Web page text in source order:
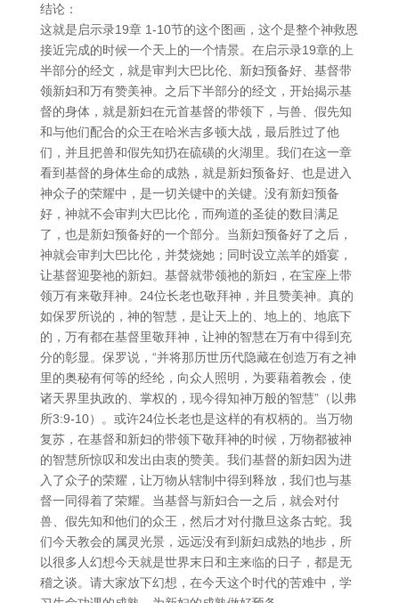
结论：
这就是启示录19章 1-10节的这个图画，这个是整个神救恩
接近完成的时候一个天上的一个情景。在启示录19章的上
半部分的经文，就是审判大巴比伦、新妇预备好、基督带
领新妇和万有赞美神。之后下半部分的经文，开始揭示基
督的身体，就是新妇在元首基督的带领下，与兽、假先知
和与他们配合的众王在哈米吉多顿大战，最后胜过了他
们，并且把兽和假先知扔在硫磺的火湖里。我们在这一章
看到基督的身体生命的成熟，就是新妇预备好、也是进入
神众子的荣耀中，是一切关键中的关键。没有新妇预备
好，神就不会审判大巴比伦，而殉道的圣徒的数目满足
了，也是新妇预备好的一个部分。当新妇预备好了之后，
神就会审判大巴比伦，并焚烧她；同时设立羔羊的婚宴，
让基督迎娶祂的新妇。基督就带领祂的新妇，在宝座上带
领万有来敬拜神。24位长老也敬拜神，并且赞美神。真的
如保罗所说的，神的智慧，是让天上的、地上的、地底下
的，万有都在基督里敬拜神，让神的智慧在万有中得到充
分的彰显。保罗说，“并将那历世历代隐藏在创造万有之神
里的奥秘有何等的经纶，向众人照明，为要藉着教会，使
诸天界里执政的、掌权的，现今得知神万般的智慧”（以弗
所3:9-10）。或许24位长老也是这样的有权柄的。当万物
复苏，在基督和新妇的带领下敬拜神的时候，万物都被神
的智慧所惊叹和发出由衷的赞美。我们基督的新妇因为进
入了众子的荣耀，让万物从辖制中得到释放，我们也与基
督一同得着了荣耀。当基督与新妇合一之后，就会对付
兽、假先知和他们的众王，然后才对付撒旦这条古蛇。我
们今天教会的属灵光景，远远没有到新妇成熟的地步，所
以很多人幻想今天就是世界末日和主来临的日子，都是无
稽之谈。请大家放下幻想，在今天这个时代的苦难中，学